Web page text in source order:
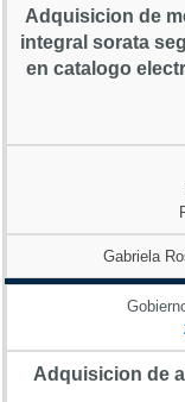
Adquisicion de
integral sorata
en catalogo
Gabriela
Adquisicion de